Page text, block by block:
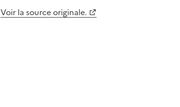
Voir la source originale.